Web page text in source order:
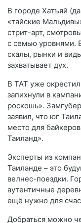
В городе Хатъяй
«тайские
стрит-арт,
с семью уровнями.
скалы, рынки и
захватывает дух.
В TAT уже
запихнули в
роскошь».
заявил, что юг
место для
Таиланд».
Эксперты из
Таиланде – это
велнес-поездки.
аутентичные
ещё нужно для
Добраться можно